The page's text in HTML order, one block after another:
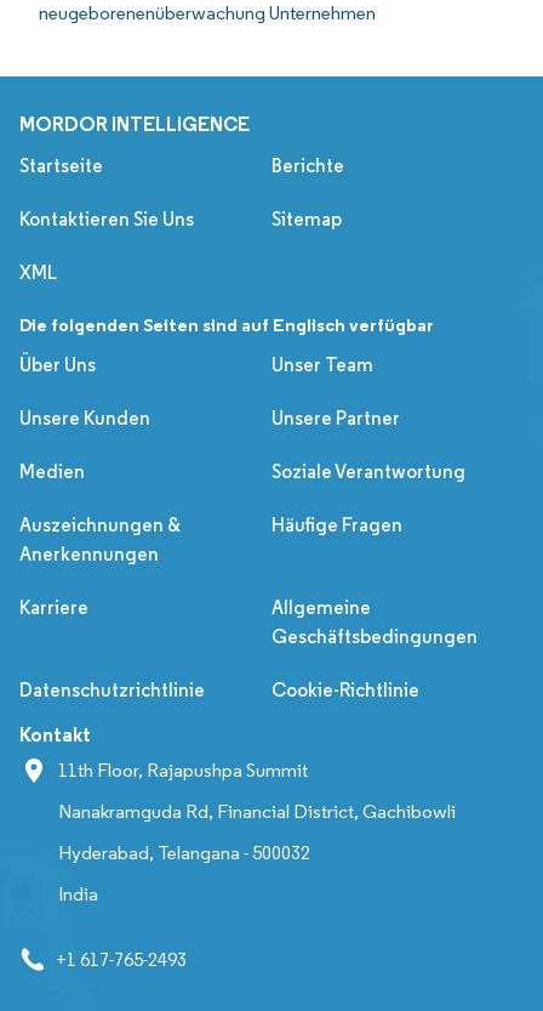
neugeborenenüberwachung Unternehmen
MORDOR INTELLIGENCE
Startseite Berichte
Kontaktieren Sie Uns Sitemap
XML
Die folgenden Seiten sind auf Englisch verfügbar
Über Uns
Unser Team
Unsere Kunden Unsere Partner
Medien Soziale Verantwortung
Auszeichnungen &
Anerkennungen
Häufige Fragen
Karriere
Allgemeine
Geschäftsbedingungen
Datenschutzrichtlinie Cookie-Richtlinie
Kontakt
11th Floor, Rajapushpa Summit
Nanakramguda Rd, Financial District, Gachibowli
Hyderabad, Telangana - 500032
India
+1 617-765-2493